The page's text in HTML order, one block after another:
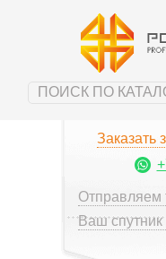
Заказать
Отправляем
Ваш спутник